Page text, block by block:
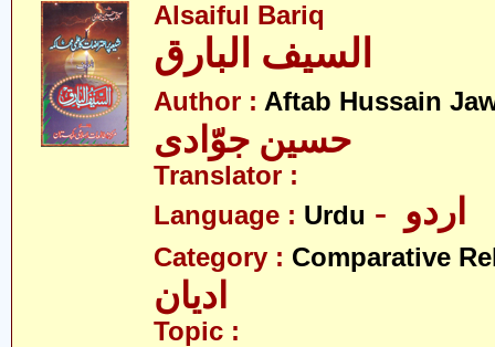
Alsaiful Bariq
Author : Aftab Hussain
Translator :
Language : Urdu
Category : Comparative
ادیان
Topic :